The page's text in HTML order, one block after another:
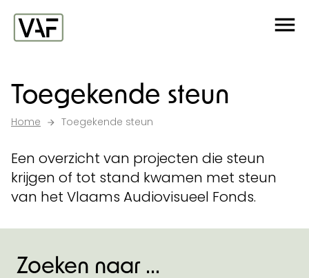
Ga verder naar de inhoud
Toegekende steun
Home Toegekende steun
Een overzicht van projecten die steun
krijgen of tot stand kwamen met steun
van het Vlaams Audiovisueel Fonds.
Zoeken naar ...